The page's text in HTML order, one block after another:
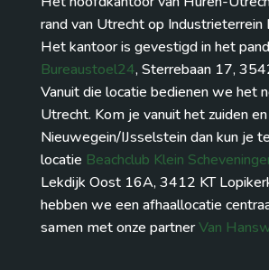
rand van Utrecht op Industrieterrein
Het kantoor is gevestigd in het
Bureaustoel24, Sterrebaan 17,
Vanuit die locatie bedienen we het
Utrecht. Kom je vanuit het zuiden
Nieuwegein/IJsselstein dan kun je
locatie Beachclub Klein
Lekdijk Oost 16A, 3412 KT
hebben we een afhaallocatie
samen met onze partnerVan